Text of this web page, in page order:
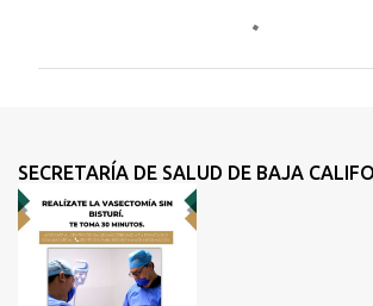
t
r
o
SECRETARÍA DE SALUD DE BAJA